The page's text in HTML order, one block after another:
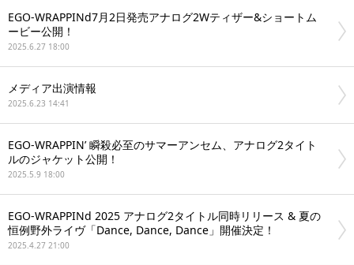
EGO-WRAPPINd7月2日発売アナログ2Wティザー&ショートム
ービー公開！
2025.6.27 18:00
メディア出演情報
2025.6.23 14:41
EGO-WRAPPIN’ 瞬殺必至のサマーアンセム、アナログ2タイト
ルのジャケット公開！
2025.5.9 18:00
EGO-WRAPPINd 2025 アナログ2タイトル同時リリース & 夏の
恒例野外ライヴ「Dance, Dance, Dance」開催決定！
2025.4.27 21:00